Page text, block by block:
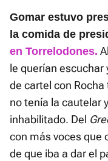
Gomar estuvo
la comida de
en Torrelodones.
le querían escuchar
de cartel con
no tenía la cautelar
inhabilitado. Del
con más voces que
de que iba a dar el